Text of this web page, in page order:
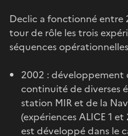
Declic a fonctionné entre
tour de rôle les trois
séquences
2002 : développement
continuité de diverses
station MIR et de la
(expériences ALICE 1
est développé dans le